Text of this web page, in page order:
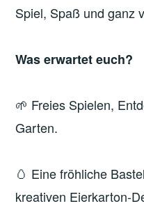
Spiel, Spaß und ganz
Was erwartet euch?
🌱 Freies Spielen,
Garten.
🥚 Eine fröhliche
kreativen Eierkarton-